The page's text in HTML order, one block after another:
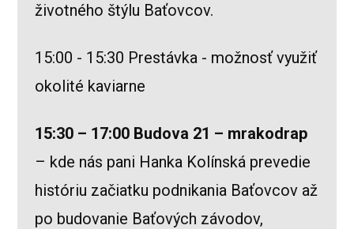
životného štýlu Baťovcov.
15:00 - 15:30 Prestávka - možnosť využiť
okolité kaviarne
15:30 – 17:00 Budova 21 – mrakodrap
– kde nás pani Hanka Kolínská prevedie
históriu začiatku podnikania Baťovcov až
po budovanie Baťových závodov,